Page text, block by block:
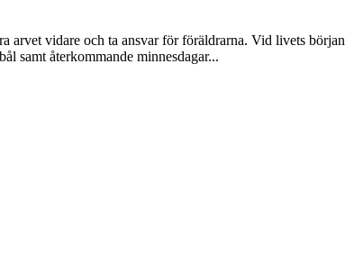
arvet vidare och ta ansvar för föräldrarna. Vid livets början
samt återkommande minnesdagar...